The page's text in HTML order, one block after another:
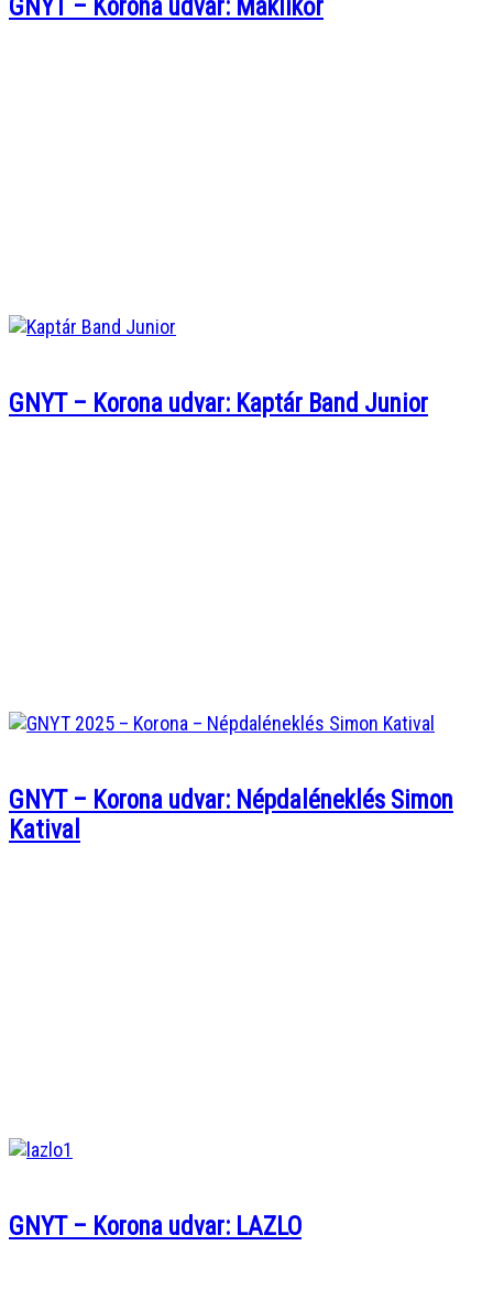
GNYT – Korona udvar: Máklikőr
GNYT – Korona udvar: Kaptár Band Junior
GNYT – Korona udvar: Népdaléneklés Simon
Katival
GNYT – Korona udvar: LAZLO